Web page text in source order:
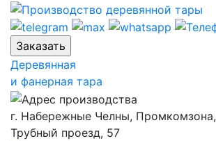
Skip
content
Деревянная
и фанерная тара
г. Набережные Челны, Промкомзона,
Трубный проезд, 57